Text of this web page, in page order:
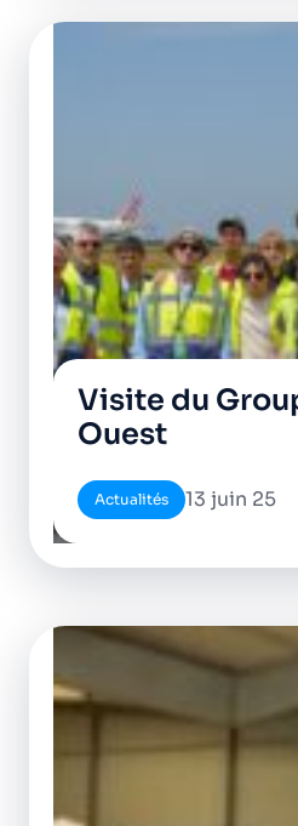
Visite du
Ouest
Actualités 13 juin 25